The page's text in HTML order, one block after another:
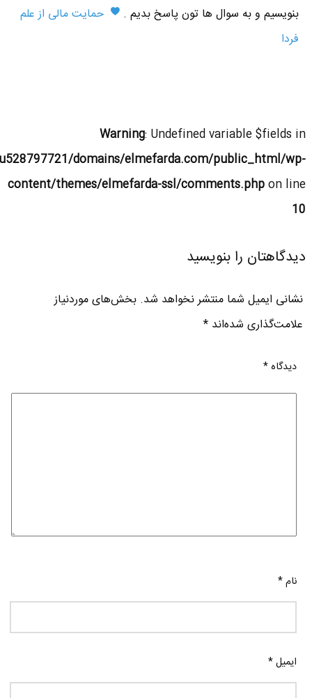
بنویسیم و به سوال ها تون پاسخ بدیم .
حمایت مالی از علم
فردا
Warning: Undefined variable $fields in
domains/elmefarda.com/public_html/wp-
content/themes/elmefarda-ssl/comments.phpon line
10
دیدگاهتان را بنویسید
نشانی ایمیل شما منتشر نخواهد شد. بخش‌های موردنیاز
علامت‌گذاری شده‌اند*
دیدگاه*
نام*
ایمیل*